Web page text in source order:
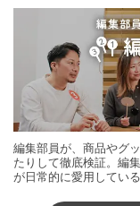
編集部員が、商品やグ
たりして徹底検証。編
が日常的に愛用してい